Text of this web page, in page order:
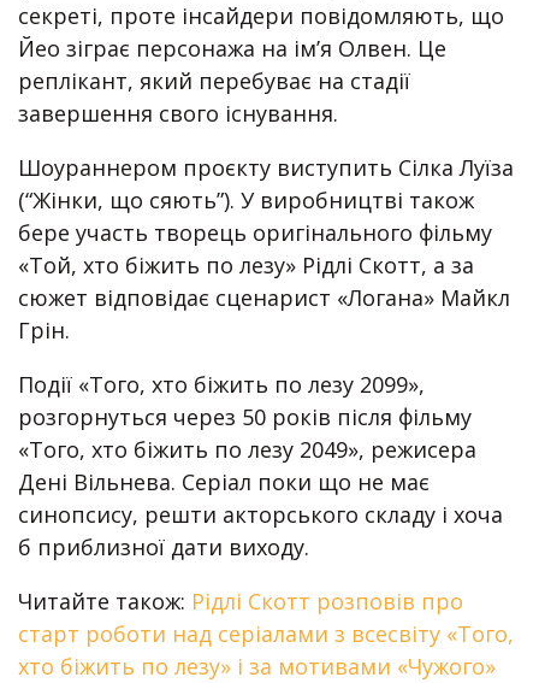
секреті, проте інсайдери повідомляють, що
Йео зіграє персонажа на ім’я Олвен. Це
реплікант, який перебуває на стадії
завершення свого існування.
Шоураннером проєкту виступить Сілка Луїза
(“Жінки, що сяють”). У виробництві також
бере участь творець оригінального фільму
«Той, хто біжить по лезу» Рідлі Скотт, а за
сюжет відповідає сценарист «Логана» Майкл
Грін.
Події «Того, хто біжить по лезу 2099»,
розгорнуться через 50 років після фільму
«Того, хто біжить по лезу 2049», режисера
Дені Вільнева. Серіал поки що не має
синопсису, решти акторського складу і хоча
б приблизної дати виходу.
Читайте також: Рідлі Скотт розповів про
старт роботи над серіалами з всесвіту «Того,
хто біжить по лезу» і за мотивами «Чужого»